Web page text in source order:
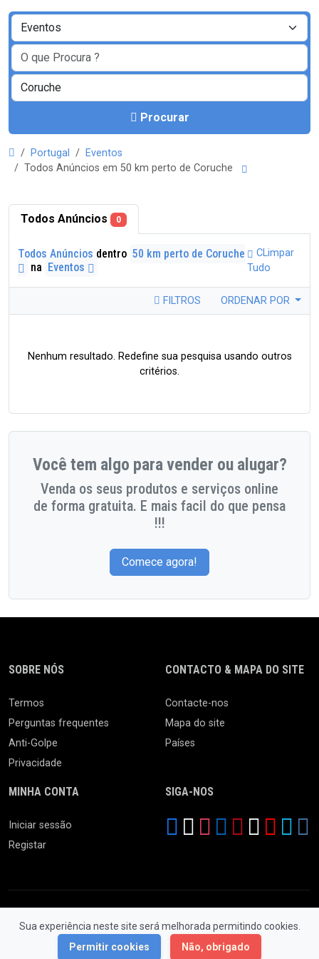
Procurar
Portugal
Eventos
Todos Anúncios em 50 km perto de Coruche
Todos Anúncios 0
Todos Anúncios dentro 50 km perto de Coruche
na Eventos
CLimpar
Tudo
FILTROS ORDENAR POR
Nenhum resultado. Redefine sua pesquisa usando outros
critérios.
Você tem algo para vender ou alugar?
Venda os seus produtos e serviços online
de forma gratuita. E mais facil do que pensa
!!!
Comece agora!
Sua experiência neste site será melhorada permitindo cookies.
Permitir cookies
Não, obrigado
SOBRE NÓS
Termos
Perguntas frequentes
Anti-Golpe
Privacidade
CONTACTO & MAPA DO SITE
Contacte-nos
Mapa do site
Países
MINHA CONTA
Iniciar sessão
Registar
SIGA-NOS
© 2026 Feira da Ladra. Todos os Direitos Reservados.